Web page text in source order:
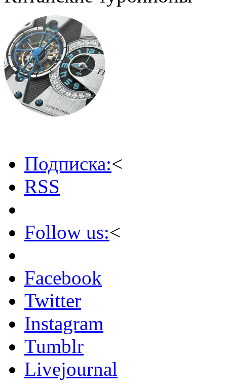
Подписка:<
RSS
Follow us:<
Facebook
Twitter
Instagram
Tumblr
Livejournal